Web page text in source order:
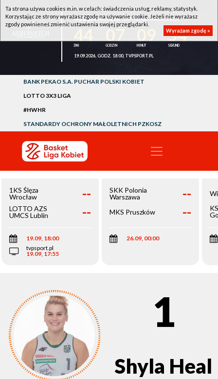
1KS ŚLĘZA WROCŁAW - LOTTO AZS UMCS LUBLIN
54
19.09.2026, GODZ. 18:00, TVPSPORT.PL
BANK PEKAO S.A. PUCHAR POLSKI KOBIET
LOTTO 3X3 LIGA
#HWHR
STANDARDY OCHRONY MAŁOLETNICH PZKOSZ
1KS Ślęza
Wrocław
--
LOTTO AZS
UMCS Lublin
--
19.09, 18:00
tvpsport.pl
19.09, 17:55
SKK Polonia
Warszawa
--
MKS Pruszków --
26.09, 00:00
1
Shyla Heal
Ta strona używa cookies m.in. w celach: świadczenia usług, reklamy, statystyk.
Korzystając ze strony wyrażasz zgodę na używanie cookie. Jeżeli nie wyrażasz
zgody powinieneś zmienić ustawienia swojej przeglądarki.
Wyrażam zgodę »